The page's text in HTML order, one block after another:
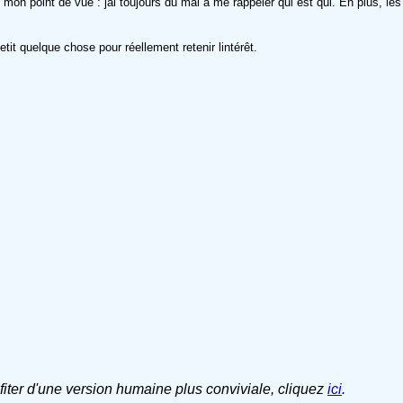
quelque chose pour réellement retenir lintérêt.
d'une version humaine plus conviviale, cliquez ici.